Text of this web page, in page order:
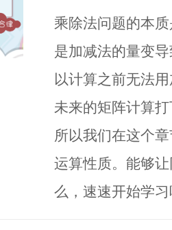
乘除法问题的本
是加减法的量变
以计算之前无法
未来的矩阵计算
所以我们在这个
运算性质。能够
么，速速开始学